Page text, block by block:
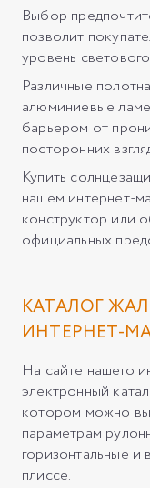
Выбор
позволит
уровень
Различные
алюминиевые
барьером от
посторонних
Купить
нашем интернет-
конструктор или
официальных
КАТАЛОГ
ИНТЕРНЕТ-
На сайте нашего
электронный
котором можно
параметрам
горизонтальные
плиссе.